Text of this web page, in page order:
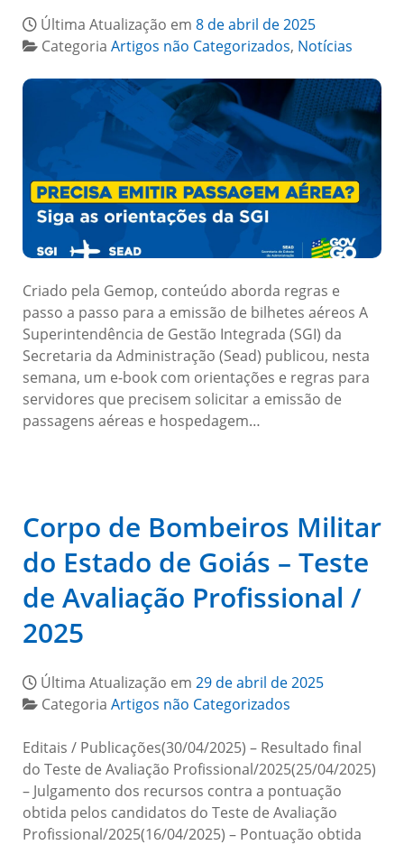
Última Atualização em 8 de abril de 2025
Categoria Artigos não Categorizados, Notícias
Criado pela Gemop, conteúdo aborda regras e
passo a passo para a emissão de bilhetes aéreos A
Superintendência de Gestão Integrada (SGI) da
Secretaria da Administração (Sead) publicou, nesta
semana, um e-book com orientações e regras para
servidores que precisem solicitar a emissão de
passagens aéreas e hospedagem…
Corpo de Bombeiros Militar
do Estado de Goiás – Teste
de Avaliação Profissional /
2025
Última Atualização em 29 de abril de 2025
Categoria Artigos não Categorizados
Editais / Publicações(30/04/2025) – Resultado final
do Teste de Avaliação Profissional/2025(25/04/2025)
– Julgamento dos recursos contra a pontuação
obtida pelos candidatos do Teste de Avaliação
Profissional/2025(16/04/2025) – Pontuação obtida